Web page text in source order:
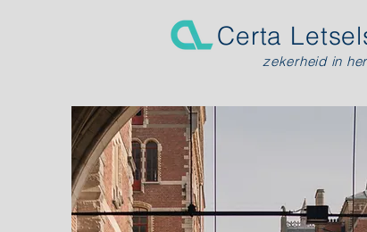
Certa
zekerheid in